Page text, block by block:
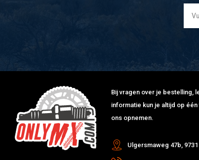
Bij vragen over je bestelling,
informatie kun je altijd op
ons opnemen.
Ulgersmaweg 47b,